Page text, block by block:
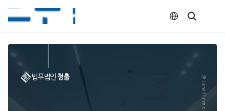
Select Language